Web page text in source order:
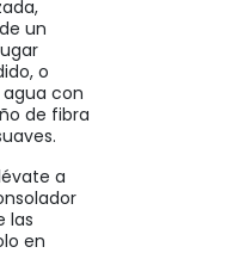
un
o
con
de fibra
a
las
en